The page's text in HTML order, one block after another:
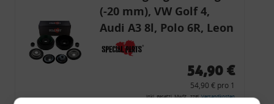
(-20 mm), VW Golf 4,
Audi A3 8l, Polo 6R, Leon
54,90 €
54,90 € pro 1
inkl. gesetzl. MwSt., zzgl.Versandkosten